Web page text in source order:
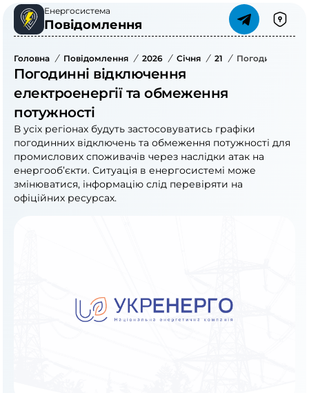
Енергосистема
Повідомлення
Головна / Повідомлення / 2026 / Січня / 21 / Погодинні
Погодинні відключення
електроенергії та обмеження
потужності
В усіх регіонах будуть застосовуватись графіки
погодинних відключень та обмеження потужності для
промислових споживачів через наслідки атак на
енергооб’єкти. Ситуація в енергосистемі може
змінюватися, інформацію слід перевіряти на
офіційних ресурсах.